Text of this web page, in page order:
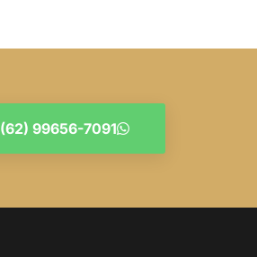
(62) 99656-7091